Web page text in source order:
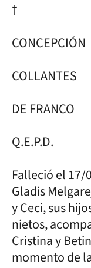
†
CONCEPCIÓN
COLLANTES
DE FRANCO
Q.E.P.D.
Falleció el
Gladis
y Ceci, sus
nietos,
Cristina y
momento de